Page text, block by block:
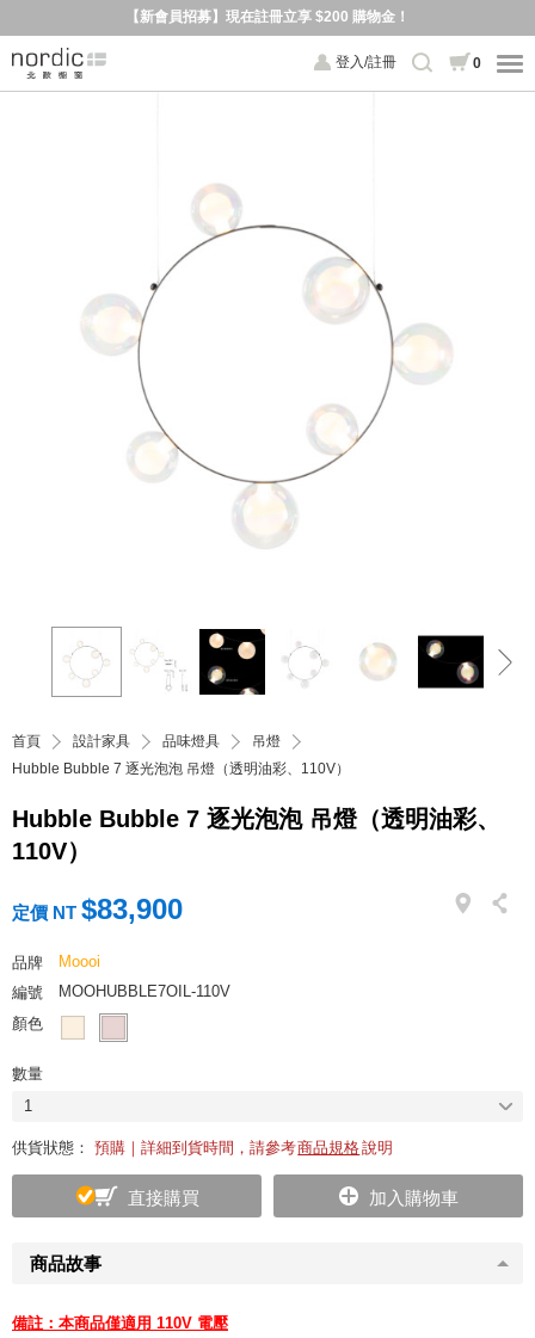
【新會員招募】現在註冊立享 $200 購物金！
登入/註冊 0
首頁 設計家具 品味燈具
吊燈
Hubble Bubble 7 逐光泡泡 吊燈（透明油彩、110V）
Hubble Bubble 7 逐光泡泡 吊燈（透明油彩、
110V）
商品故事
備註：本商品僅適用 110V 電壓
定價 NT $83,900
品牌
Moooi
編號
MOOHUBBLE7OIL-110V
顏色
數量
1
供貨狀態： 預購｜詳細到貨時間，請參考商品規格說明
直接購買 加入購物車